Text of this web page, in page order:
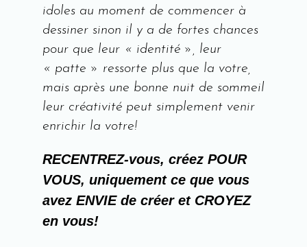
idoles au moment de commencer à
dessiner sinon il y a de fortes chances
pour que leur « identité », leur
« patte » ressorte plus que la votre,
mais après une bonne nuit de sommeil
leur créativité peut simplement venir
enrichir la votre!
RECENTREZ-vous, créez POUR
VOUS, uniquement ce que vous
avez ENVIE de créer et CROYEZ
en vous!